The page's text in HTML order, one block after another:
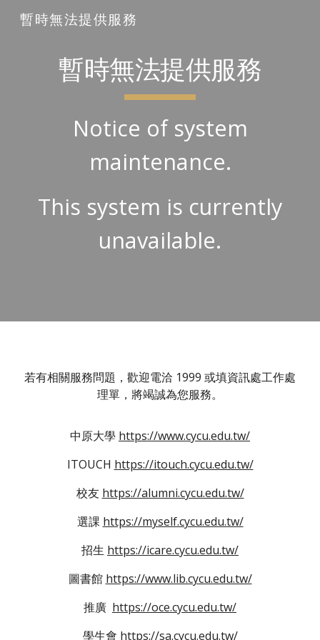
Skip to main content
暫時無法提供服務
暫時無法提供服務
Notice of system
maintenance.
This system is currently
unavailable.
若有相關服務問題，歡迎電洽 1999 或填資訊處工作處
理單，將竭誠為您服務。
中原大學 https://www.cycu.edu.tw/
ITOUCH https://itouch.cycu.edu.tw/
校友 https://alumni.cycu.edu.tw/
選課 https://myself.cycu.edu.tw/
招生 https://icare.cycu.edu.tw/
圖書館 https://www.lib.cycu.edu.tw/
推廣 https://oce.cycu.edu.tw/
學生會 https://sa.cycu.edu.tw/